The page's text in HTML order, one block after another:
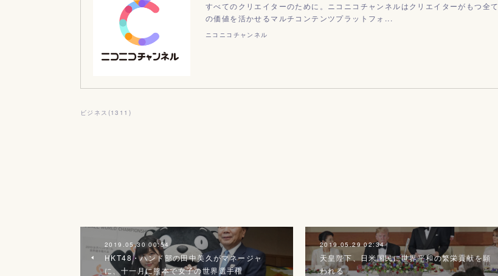
すべてのクリエイターのために。ニコニコチャンネルはクリエイターがもつ全て
の価値を活かせるマルチコンテンツプラットフォ...
ニコニコチャンネル
ビジネス (1311 )
2019.05.30 00:54
HKT48・ハンド部の田中美久がマネージャ
に、十一月に熊本で女子の世界選手権
2019.05.29 02:34
天皇陛下、日米国民に世界平和の繁栄貢献を願
われる